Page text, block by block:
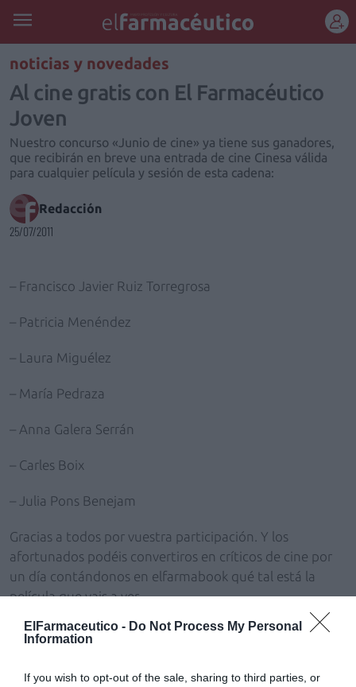
ElFarmaceutico - Do Not Process My Personal
Information
If you wish to opt-out of the sale, sharing to third parties, or
REGÍSTRATE
noticias y novedades
Al cine gratis con El Farmacéutico
Joven
Nuestro concurso «Junio de cine» ya tiene sus ganadores,
que recibirán en breve una entrada de cine Cinesa válida
para cualquier película y sesión de esta cadena:
Redacción
25/07/2011
– Francisco Javier Ruiz Torregrosa
– Patricia Menéndez
– Laura Miguélez
– María Pedraza
– Anna Galera Serrán
– Carles Boix
– Julia Pons Benejam
Gracias a todos por vuestra participación. Y los
afortunados podéis convertiros en críticos de cine por
un día contándonos en elfarmabook qué tal está la
película que vais a ver...
Añadir